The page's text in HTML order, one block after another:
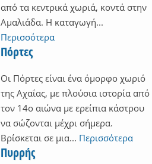
από τα κεντρικά χωριά, κοντά στην
Αμαλιάδα. Η καταγωγή...
Περισσότερα
Πόρτες
Οι Πόρτες είναι ένα όμορφο χωριό
της Αχαΐας, με πλούσια ιστορία από
τον 14ο αιώνα με ερείπια κάστρου
να σώζονται μέχρι σήμερα.
Βρίσκεται σε μια... Περισσότερα
Πυρρής